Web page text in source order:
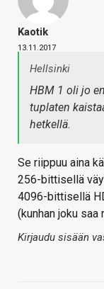
Kaotik
13.11.2017
Hellsinki
HBM 1 oli jo
tuplaten
hetkellä.
Se riippuu aina
256-bittisellä
4096-bittisellä
(kunhan joku
Kirjaudu sisään